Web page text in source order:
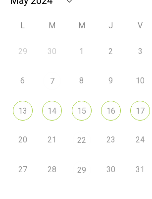
L M M J V
29 30 1 2 3
6 7 8 9 10
13 14 15 16 17
20 21 22 23 24
27 28 29 30 31